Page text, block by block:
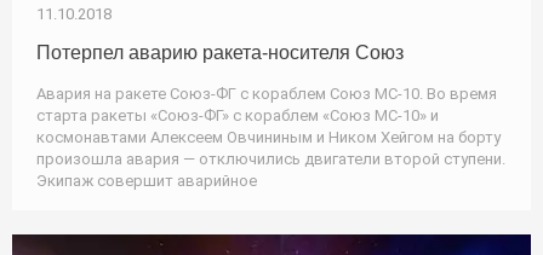
11.10.2018
Потерпел аварию ракета-носителя Союз
Авария на ракете Союз-ФГ с кораблем Союз МС-10. Во время
старта ракеты «Союз-ФГ» с кораблем «Союз МС-10» и
космонавтами Алексеем Овчининым и Ником Хейгом на борту
произошла авария — отключились двигатели второй ступени.
Экипаж совершит аварийное